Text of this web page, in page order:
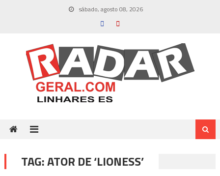
sábado, agosto 08, 2026
TAG:ATOR DE ‘LIONESS’